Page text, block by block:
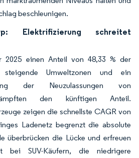
beschleunigen.
Elektrifizierung schreitet
2025 einen Anteil von 48,33 % der
steigende Umweltzonen und ein
der Neuzulassungen von
den künftigen Anteil.
zeigen die schnellste CAGR von
Ladenetz begrenzt die absolute
überbrücken die Lücke und erfreuen
bei SUV-Käufern, die niedrigere